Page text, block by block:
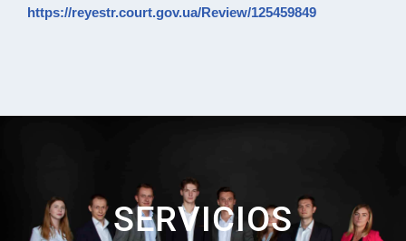
https://reyestr.court.gov.ua/Review/125459849
SERVICIOS